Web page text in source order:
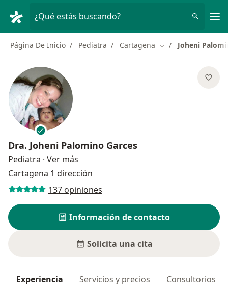
¿Qué estás buscando?
Página De Inicio Pediatra Cartagena Cambiar de ciudad
Joheni
Dra. Joheni Palomino Garces
Pediatra · Ver más
Cartagena 1 dirección
137 opiniones
Información de contacto
Solicita una cita
Experiencia Servicios y precios Consultorios